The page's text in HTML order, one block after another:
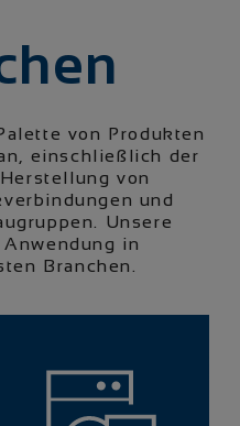
von Produkten
einschließlich der
von
und
Unsere
in
Branchen.